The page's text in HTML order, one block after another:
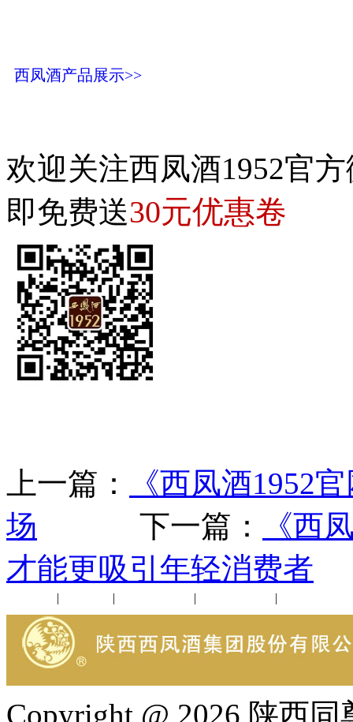
西凤酒产品展示>>
欢迎关注西凤酒1952官
即免费送30元优惠卷
上一篇：
《西凤酒1952
场 下一篇：
《西
才能更吸引年轻消费者
| | | |
Copyright @ 2026 陕西